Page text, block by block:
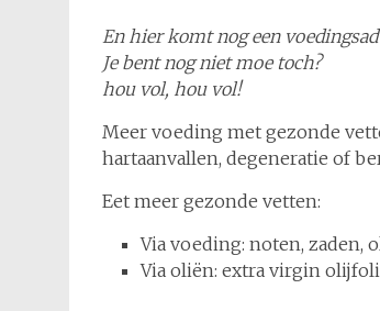
En hier komt nog een
Je bent nog niet moe toch?
hou vol, hou vol!
Meer voeding met gezonde
hartaanvallen, degeneratie of
Eet meer gezonde vetten:
Via voeding: noten, zaden,
Via oliën: extra virgin